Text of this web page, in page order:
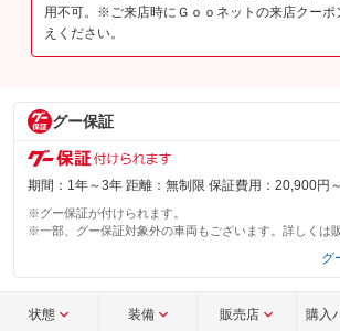
用不可。※ご来店時にＧｏｏネットの来店クーポ
えください。
グー保証
期間：1年～3年 距離：無制限 保証費用：20,900円
※グー保証が付けられます。
※一部、グー保証対象外の車両もございます。詳しくは
グ
状態 装備 販売店 購入